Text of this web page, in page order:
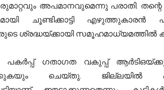
അപമാനവുമെന്നു പരാതി.
ചൂണ്ടിക്കാട്ടി എഴുത്തുകാരൻ
ശ്രദ്ധയ്ക്കായി സമൂഹമാധ്യമത്തിൽ
പകർപ്പ് ഗതാഗത വകുപ്പ്
ചെയ്തു. ജില്ലയിൽ